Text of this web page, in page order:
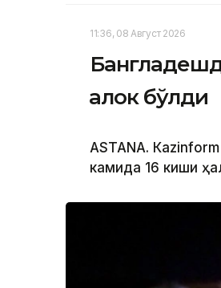
11:36, 08 Август 2026
ҳалок бўлди
ASTANА.
камида 16 киши